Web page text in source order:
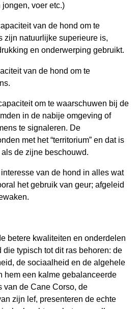
voer etc.)
van de hond om te
zijn natuurlijke superieure is,
en onderwerping gebruikt.
van de hond om te
om te waarschuwen bij de
in de nabije omgeving of
te signaleren. De
met het “territorium” en dat is
als de zijne beschouwd.
van de hond in alles wat
het gebruik van geur; afgeleid
betere kwaliteiten en onderdelen
typisch tot dit ras behoren: de
de sociaalheid en de algehele
hem een kalme gebalanceerde
van de Cane Corso, de
zijn lef, presenteren de echte